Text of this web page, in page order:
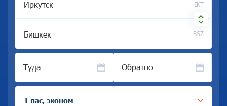
IKT
BSZ
Туда Обратно
1 пас, эконом